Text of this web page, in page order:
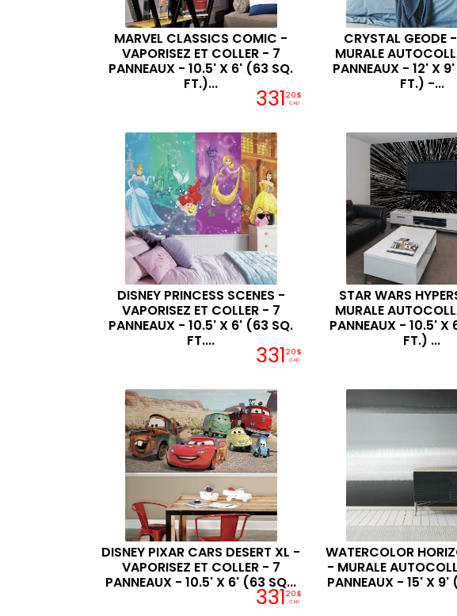
MARVEL CLASSICS COMIC -
VAPORISEZ ET COLLER - 7
PANNEAUX - 10.5' X 6' (63 SQ.
FT.)...
33120$
CAD
CRYSTAL GEODE
MURALE
PANNEAUX - 12' X
FT.) -...
DISNEY PRINCESS SCENES -
VAPORISEZ ET COLLER - 7
PANNEAUX - 10.5' X 6' (63 SQ.
FT....
33120$
CAD
STAR WARS
MURALE
PANNEAUX - 10.5'
FT.) ...
DISNEY PIXAR CARS DESERT XL -
VAPORISEZ ET COLLER - 7
PANNEAUX - 10.5' X 6' (63 SQ...
33120$
CAD
WATERCOLOR
- MURALE
PANNEAUX - 15' X 9'